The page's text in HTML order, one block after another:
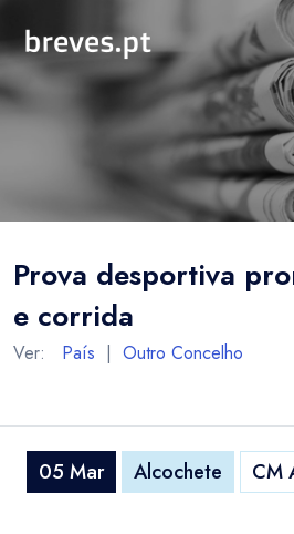
Notícias
Concelhos Vizinhos
Distrito
Temas
Sobre
Funcionalidades
As nossas Fontes
Contactos
Prova desportiva
e corrida
Ver: País | Outro Concelho
05 Mar Alcochete CM